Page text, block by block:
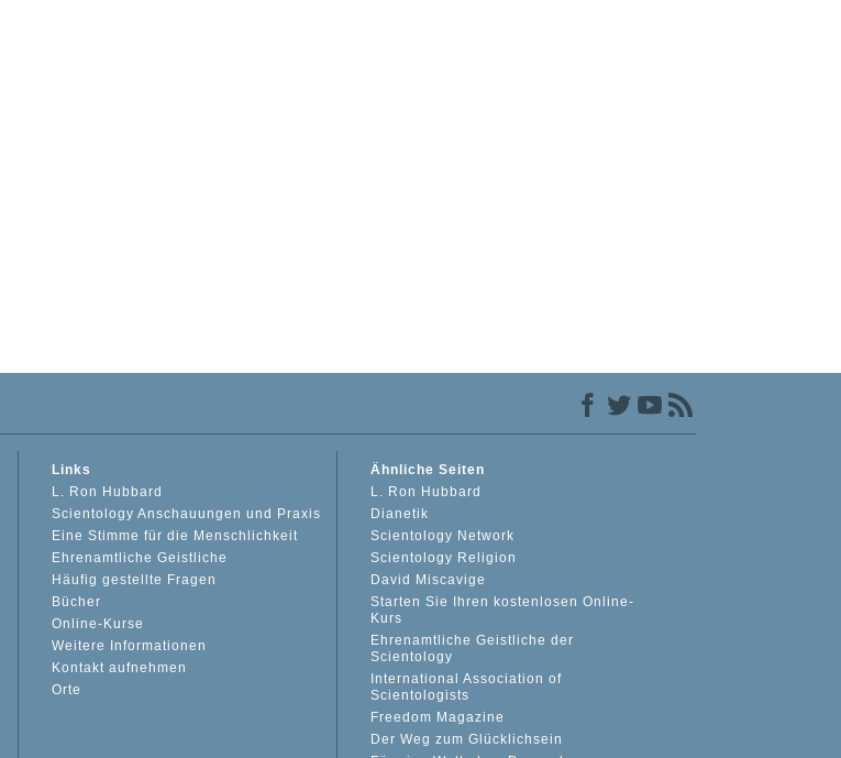
Links
L. Ron Hubbard
Scientology Anschauungen und Praxis
Eine Stimme für die Menschlichkeit
Ehrenamtliche Geistliche
Häufig gestellte Fragen
Bücher
Online-Kurse
Weitere Informationen
Kontakt aufnehmen
Orte
Ähnliche Seiten
L. Ron Hubbard
Dianetik
Scientology Network
Scientology Religion
David Miscavige
Starten Sie Ihren kostenlosen Online-
Kurs
Ehrenamtliche Geistliche der
Scientology
International Association of
Scientologists
Freedom Magazine
Der Weg zum Glücklichsein